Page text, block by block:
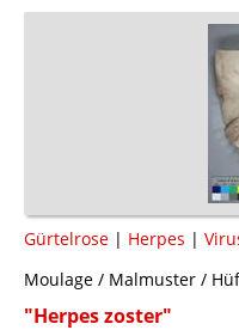
Gürtelrose | Herpes |
Moulage / Malmuster /
"Herpes zoster"